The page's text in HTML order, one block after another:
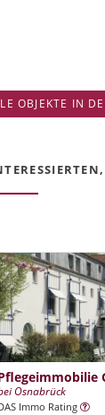
OBJEKTE IN
Osnabrück
Immo Rating